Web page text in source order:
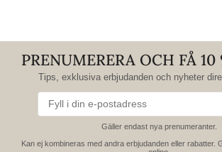
PRENUMERERA OCH FÅ
Tips, exklusiva erbjudanden och nyheter
Gäller endast nya prenumeranter.
Kan ej kombineras med andra erbjudanden eller rabatter.